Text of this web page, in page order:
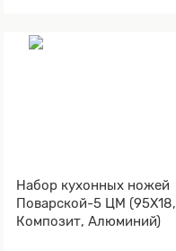
Набор кухонных ножей
Поварской-5 ЦМ (95Х18,
Композит, Алюминий)